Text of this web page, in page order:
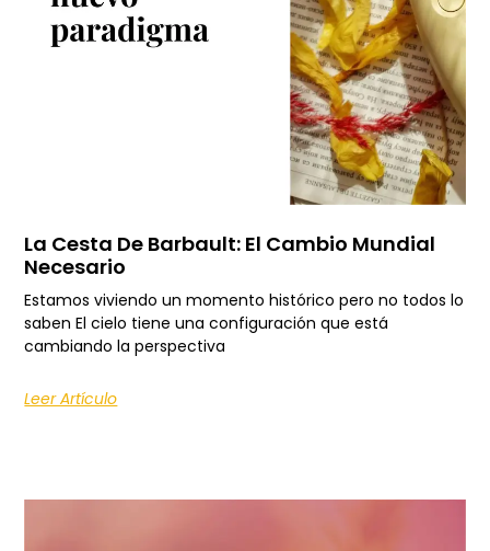
La Cesta De Barbault: El Cambio Mundial
Necesario
Estamos viviendo un momento histórico pero no todos lo
saben El cielo tiene una configuración que está
cambiando la perspectiva
Leer Artículo